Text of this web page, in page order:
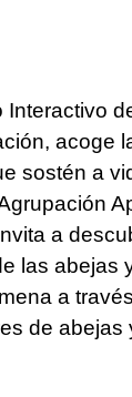
Interactivo
acoge
sostén a
a
las abejas
a
de abejas